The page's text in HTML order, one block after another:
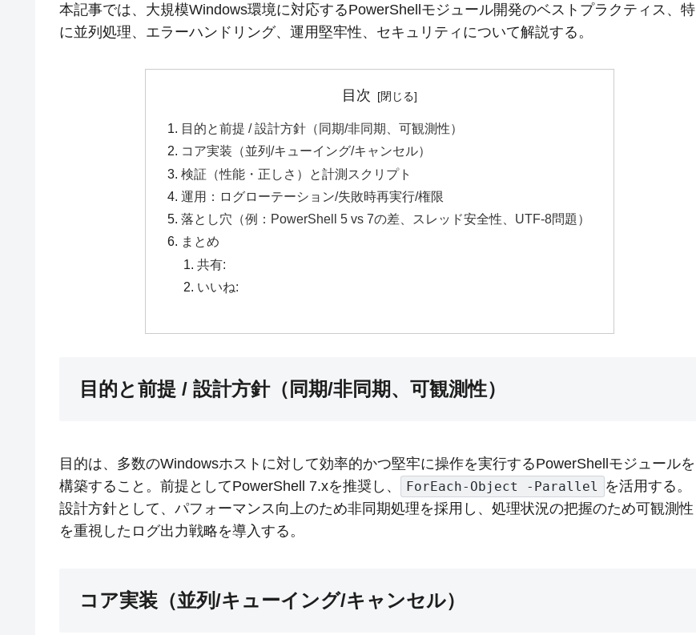
本記事では、大規模Windows環境に対応するPowerShellモジュール開発のベストプラクティス、特
に並列処理、エラーハンドリング、運用堅牢性、セキュリティについて解説する。
目次
目的と前提 / 設計方針（同期/非同期、可観測性）
コア実装（並列/キューイング/キャンセル）
検証（性能・正しさ）と計測スクリプト
運用：ログローテーション/失敗時再実行/権限
落とし穴（例：PowerShell 5 vs 7の差、スレッド安全性、UTF-8問題）
まとめ
共有:
いいね:
目的と前提 / 設計方針（同期/非同期、可観測性）
目的は、多数のWindowsホストに対して効率的かつ堅牢に操作を実行するPowerShellモジュールを
構築すること。前提としてPowerShell 7.xを推奨し、
ForEach-Object -Parallel
を活用する。
設計方針として、パフォーマンス向上のため非同期処理を採用し、処理状況の把握のため可観測性
を重視したログ出力戦略を導入する。
コア実装（並列/キューイング/キャンセル）